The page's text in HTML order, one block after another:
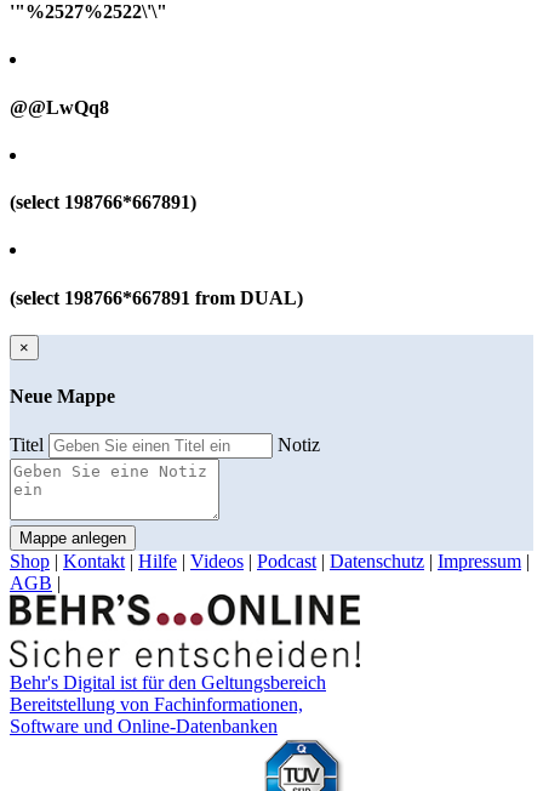
'"%2527%2522\'\"
@@LwQq8
(select 198766*667891)
(select 198766*667891 from DUAL)
×
Neue Mappe
Titel Notiz
Mappe anlegen
Shop | Kontakt | Hilfe | Videos | Podcast | Datenschutz | Impressum |
AGB |
Behr's Digital ist für den Geltungsbereich
Bereitstellung von Fachinformationen,
Software und Online-Datenbanken